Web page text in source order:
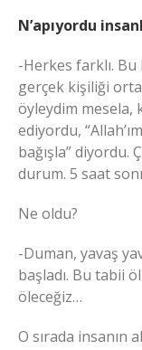
N’apıyordu
-Herkes farklı.
gerçek kişiliği
öyleydim mesela,
ediyordu,
bağışla” diyordu.
durum. 5 saat
Ne oldu?
-Duman, yavaş
başladı. Bu tabii
öleceğiz…
O sırada insanın